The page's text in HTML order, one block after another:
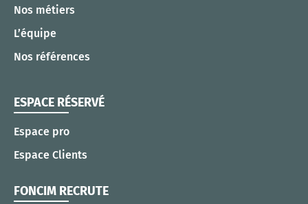
Nos métiers
L’équipe
Nos références
ESPACE RÉSERVÉ
Espace pro
Espace Clients
FONCIM RECRUTE